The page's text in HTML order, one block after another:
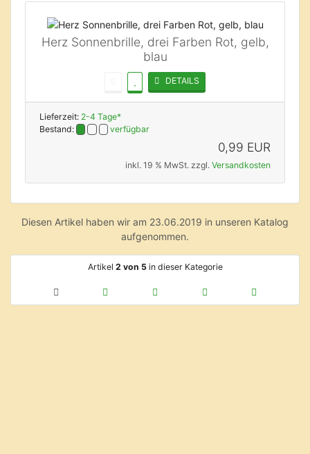
Herz Sonnenbrille, drei Farben Rot, gelb,
blau
DETAILS
Lieferzeit: 2-4 Tage*
Bestand:
verfügbar
0,99 EUR
inkl. 19 % MwSt. zzgl. Versandkosten
Diesen Artikel haben wir am 23.06.2019 in unseren Katalog
aufgenommen.
Artikel 2 von 5in dieser Kategorie